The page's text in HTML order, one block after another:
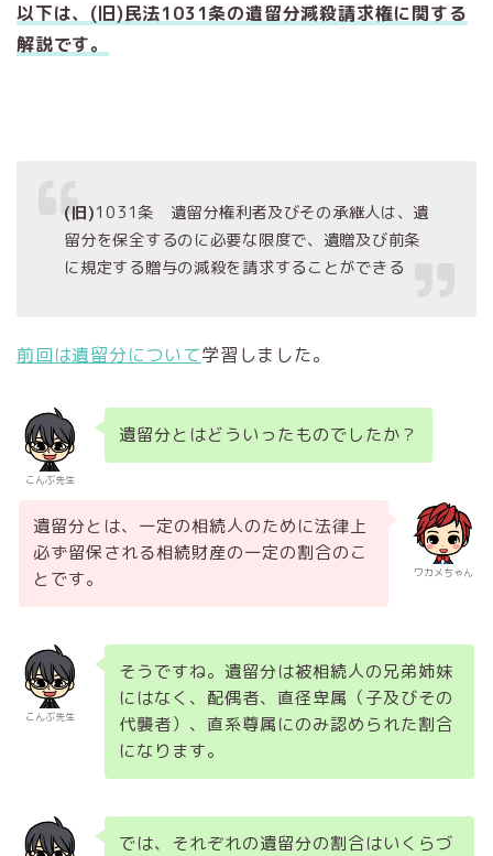
以下は、(旧)民法1031条の遺留分減殺請求権に関する
解説です。
(旧)1031条 遺留分権利者及びその承継人は、遺
留分を保全するのに必要な限度で、遺贈及び前条
に規定する贈与の減殺を請求することができる
前回は遺留分について学習しました。
こんぶ先生
遺留分とはどういったものでしたか？
ワカメちゃん
遺留分とは、一定の相続人のために法律上
必ず留保される相続財産の一定の割合のこ
とです。
こんぶ先生
そうですね。遺留分は被相続人の兄弟姉妹
にはなく、配偶者、直径卑属（子及びその
代襲者）、直系尊属にのみ認められた割合
になります。
では、それぞれの遺留分の割合はいくらづ